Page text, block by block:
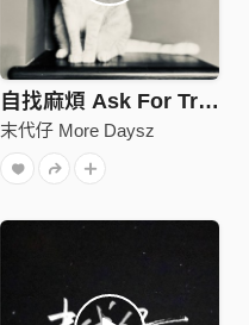
自找麻煩 Ask For Trouble (Acoustic Demo)
末代仔 More Daysz